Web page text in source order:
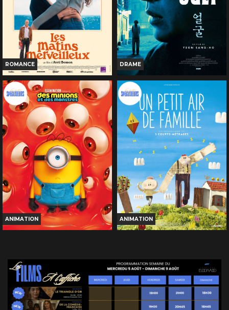
TOUT PUBLIC
VF
TOUT PUBLIC
ROMANCE
LES MATINS MERVEILLEUX
Horaires et Infos
Bande-annonce
Réservation
TOUT PUBLIC
VF
DRAME
THE UGLY
Horaires et Infos
Bande-annonce
Réservation
TOUT PUBLIC
VOST
ANIMATION
Horaires et Infos
Bande-annonce
Réservation
ANIMATION
Horaires et Infos
Bande-annonce
Réservation